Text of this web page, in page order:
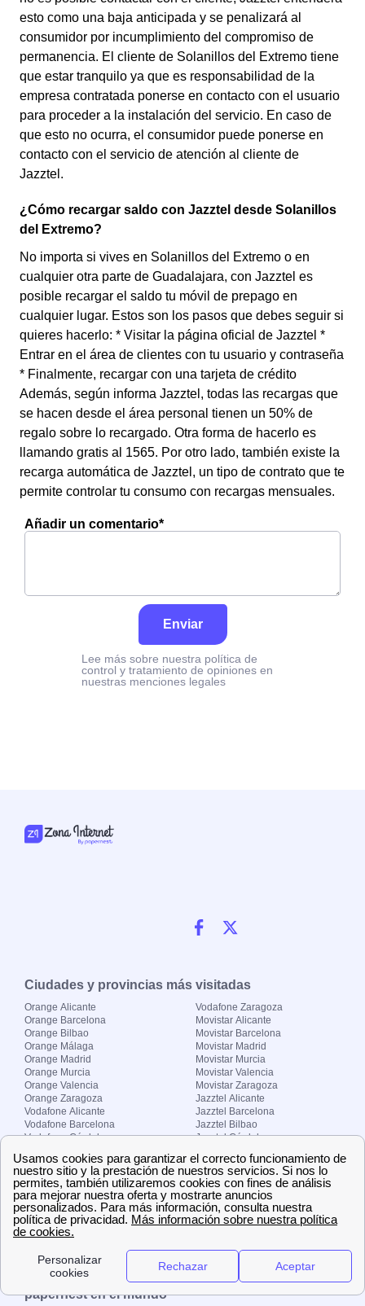
esto como una baja anticipada y se penalizará al
consumidor por incumplimiento del compromiso de
permanencia. El cliente de Solanillos del Extremo tiene
que estar tranquilo ya que es responsabilidad de la
empresa contratada ponerse en contacto con el usuario
para proceder a la instalación del servicio. En caso de
que esto no ocurra, el consumidor puede ponerse en
contacto con el servicio de atención al cliente de
Jazztel.
¿Cómo recargar saldo con Jazztel desde Solanillos
del Extremo?
No importa si vives en Solanillos del Extremo o en
cualquier otra parte de Guadalajara, con Jazztel es
posible recargar el saldo tu móvil de prepago en
cualquier lugar. Estos son los pasos que debes seguir si
quieres hacerlo: * Visitar la página oficial de Jazztel *
Entrar en el área de clientes con tu usuario y contraseña
* Finalmente, recargar con una tarjeta de crédito
Además, según informa Jazztel, todas las recargas que
se hacen desde el área personal tienen un 50% de
regalo sobre lo recargado. Otra forma de hacerlo es
llamando gratis al 1565. Por otro lado, también existe la
recarga automática de Jazztel, un tipo de contrato que te
permite controlar tu consumo con recargas mensuales.
Añadir un comentario*
Enviar
Lee más sobre nuestra política de
control y tratamiento de opiniones en
nuestras menciones legales
Ciudades y provincias más visitadas
Orange Alicante
Orange Barcelona
Orange Bilbao
Orange Málaga
Orange Madrid
Orange Murcia
Orange Valencia
Orange Zaragoza
Vodafone Alicante
Vodafone Barcelona
Vodafone Córdoba
Vodafone Madrid
Vodafone Murcia
Vodafone Valencia
Vodafone Zaragoza
Movistar Alicante
Movistar Barcelona
Movistar Madrid
Movistar Murcia
Movistar Valencia
Movistar Zaragoza
Jazztel Alicante
Jazztel Barcelona
Jazztel Bilbao
Jazztel Córdoba
Jazztel Málaga
Jazztel Valencia
Jazztel Zaragoza
Sobre Zona-internet.com
¿Quiénes somos?
El grupo papernest
Aviso legal Nuestras ofertas de trabajo
papernest en el mundo